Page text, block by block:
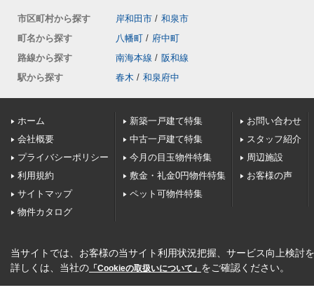
市区町村から探す 岸和田市 / 和泉市
町名から探す
八幡町 / 府中町
路線から探す
南海本線 / 阪和線
駅から探す
春木 / 和泉府中
ホーム
会社概要
プライバシーポリシー
利用規約
サイトマップ
物件カタログ
新築一戸建て特集
中古一戸建て特集
今月の目玉物件特集
敷金・礼金0円物件特集
ペット可物件特集
お問い合わせ
スタッフ紹介
周辺施設
お客様の声
当サイトでは、お客様の当サイト利用状況把握、サービス向上検討
詳しくは、当社の 「Cookieの取扱いについて」 をご確認ください。